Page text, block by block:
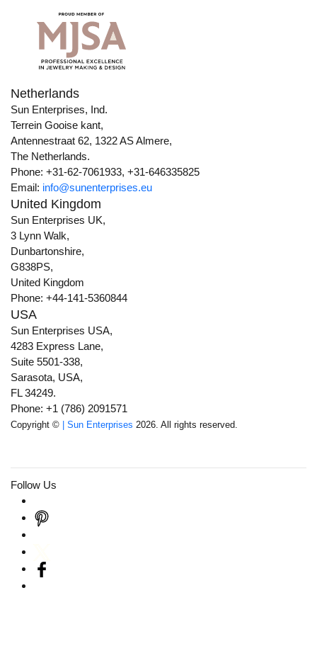
Netherlands
Sun Enterprises, Ind.
Terrein Gooise kant,
Antennestraat 62, 1322 AS Almere,
The Netherlands.
Phone: +31-62-7061933, +31-646335825
Email: info@sunenterprises.eu
United Kingdom
Sun Enterprises UK,
3 Lynn Walk,
Dunbartonshire,
G838PS,
United Kingdom
Phone: +44-141-5360844
USA
Sun Enterprises USA,
4283 Express Lane,
Suite 5501-338,
Sarasota, USA,
FL 34249.
Phone: +1 (786) 2091571
Copyright © | Sun Enterprises 2026. All rights reserved.
Follow Us